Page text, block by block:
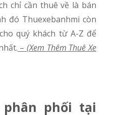
chỉ cần thuê về là bán
đó Thuexebanhmi còn
quý khách từ A-Z để
–(Xem Thêm Thuê Xe
phối tại